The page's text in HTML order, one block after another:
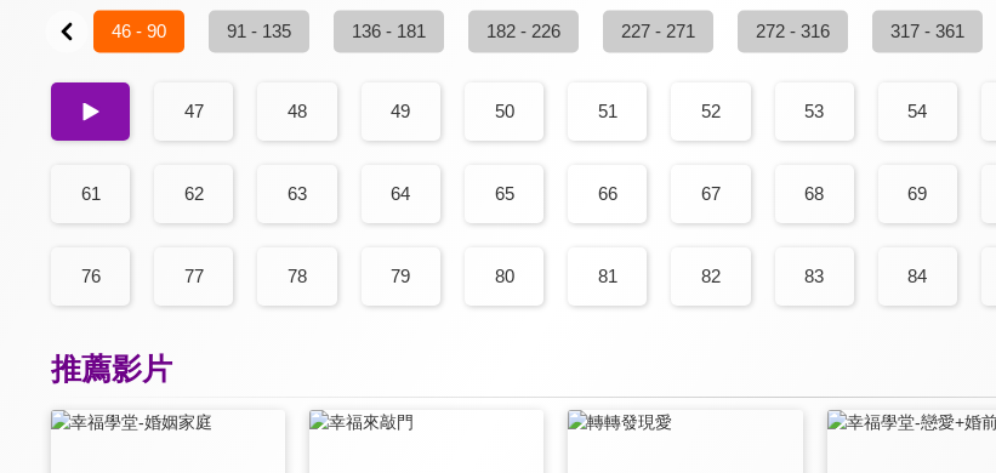
46 - 90 91 - 135 136 - 181 182 - 226 227 - 271 272 - 316 317 - 361
46 47 48 49 50 51 52 53 54
61 62 63 64 65 66 67 68 69
76 77 78 79 80 81 82 83 84
推薦影片